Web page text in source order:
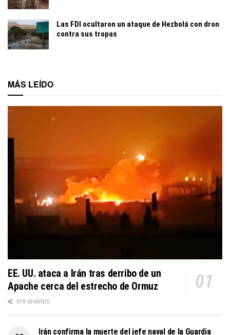
Las FDI ocultaron un ataque de Hezbolá con dron
contra sus tropas
MÁS LEÍDO
EE. UU. ataca a Irán tras derribo de un
Apache cerca del estrecho de Ormuz
979 SHARES
Irán confirma la muerte del jefe naval de la Guardia